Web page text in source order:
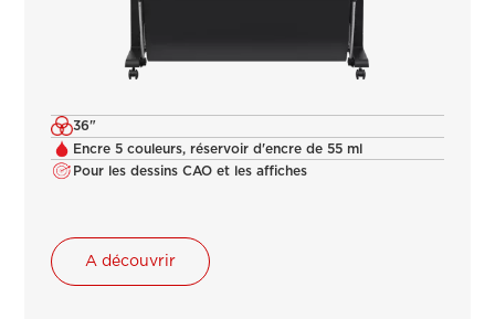
36"
Encre 5 couleurs, réservoir d'encre de 55 ml
Pour les dessins CAO et les affiches
A découvrir